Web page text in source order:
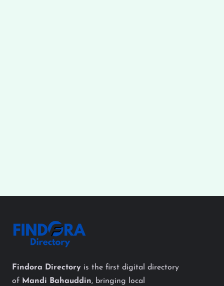
Findora Directory is the first digital directory
of Mandi Bahauddin, bringing local